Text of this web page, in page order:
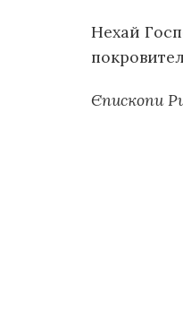
Нехай
Єпископи